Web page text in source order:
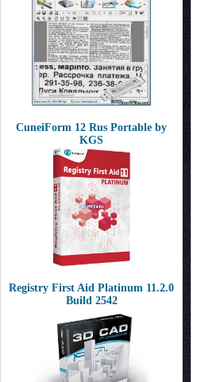
CuneiForm 12 Rus Portable by
KGS
Registry First Aid Platinum 11.2.0
Build 2542